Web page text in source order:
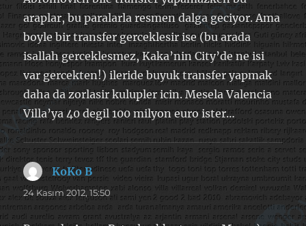
araplar, bu paralarla resmen dalga geciyor. Ama
boyle bir transfer gerceklesir ise (bu arada
isallah gerceklesmez, Kaka’nin City’de ne isi
var gercekten!) ileride buyuk transfer yapmak
daha da zorlasir kulupler icin. Mesela Valencia
Villa’ya 40 degil 100 milyon euro ister…
KoKo B dedi
ki:
24 Kasım 2012, 15:50